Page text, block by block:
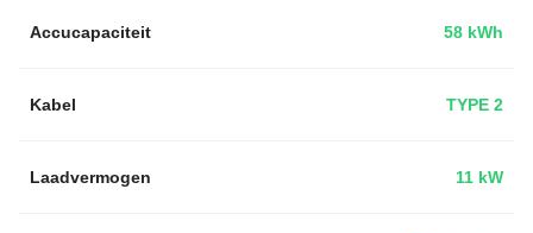
Accucapaciteit 58 kWh
Kabel TYPE 2
Laadvermogen 11 kW